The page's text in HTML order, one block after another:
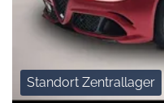
Standort Zentrallager